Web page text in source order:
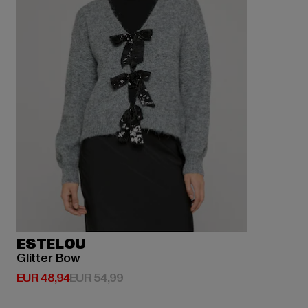
ESTELOU
Glitter Bow
EUR 48,94
Derzeitiger Preis: EUR 48,94
EUR 54,99Aktionspreis: EUR 54,99